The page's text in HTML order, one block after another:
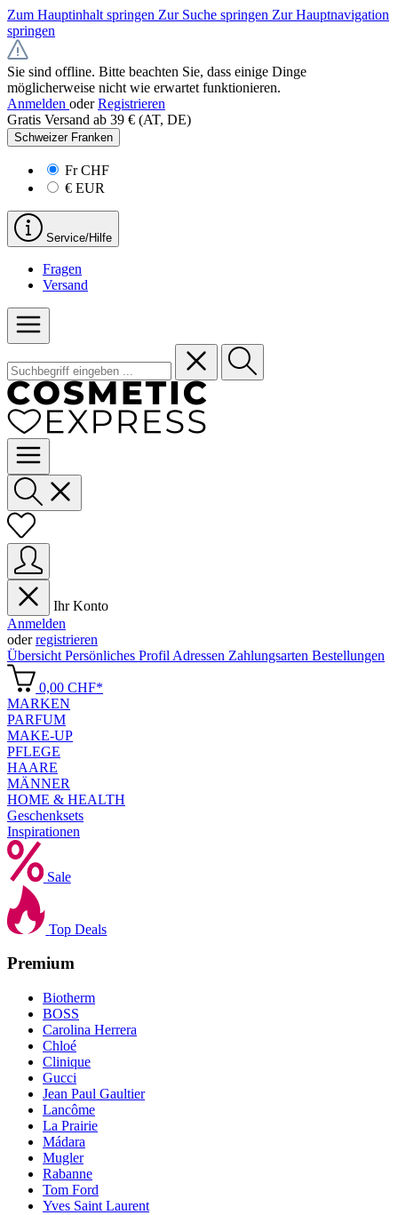
Zum Hauptinhalt springen Zur Suche springen Zur Hauptnavigation
springen
Sie sind offline. Bitte beachten Sie, dass einige Dinge
möglicherweise nicht wie erwartet funktionieren.
Anmelden oder Registrieren
Gratis Versand ab 39 € (AT, DE)
Schweizer Franken
FrCHF
€ EUR
Service/Hilfe
Fragen
Versand
Ihr Konto
Anmelden
oderregistrieren
Übersicht Persönliches Profil Adressen Zahlungsarten Bestellungen
0,00 CHF*
MARKEN
PARFUM
MAKE-UP
PFLEGE
HAARE
MÄNNER
HOME & HEALTH
Geschenksets
Inspirationen
Sale
Top Deals
Premium
Biotherm
BOSS
Carolina Herrera
Chloé
Clinique
Gucci
Jean Paul Gaultier
Lancôme
La Prairie
Mádara
Mugler
Rabanne
Tom Ford
Yves Saint Laurent